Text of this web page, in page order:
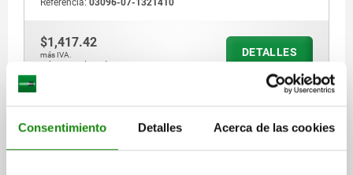
Consentimiento Detalles Acerca de las cookies
$1,417.42
más IVA.
más gastos de envío
DETALLES
03096-07 C